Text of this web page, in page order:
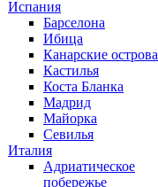
Испания
Барселона
Ибица
Канарские острова
Кастилья
Коста Бланка
Мадрид
Майорка
Севилья
Италия
Адриатическое
побережье